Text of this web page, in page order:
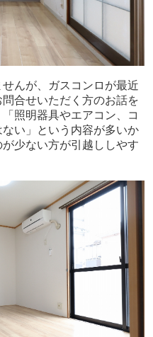
んが、ガスコンロが最近
合せいただく方のお話を
照明器具やエアコン、コ
い」という内容が多いか
少ない方が引越ししやす